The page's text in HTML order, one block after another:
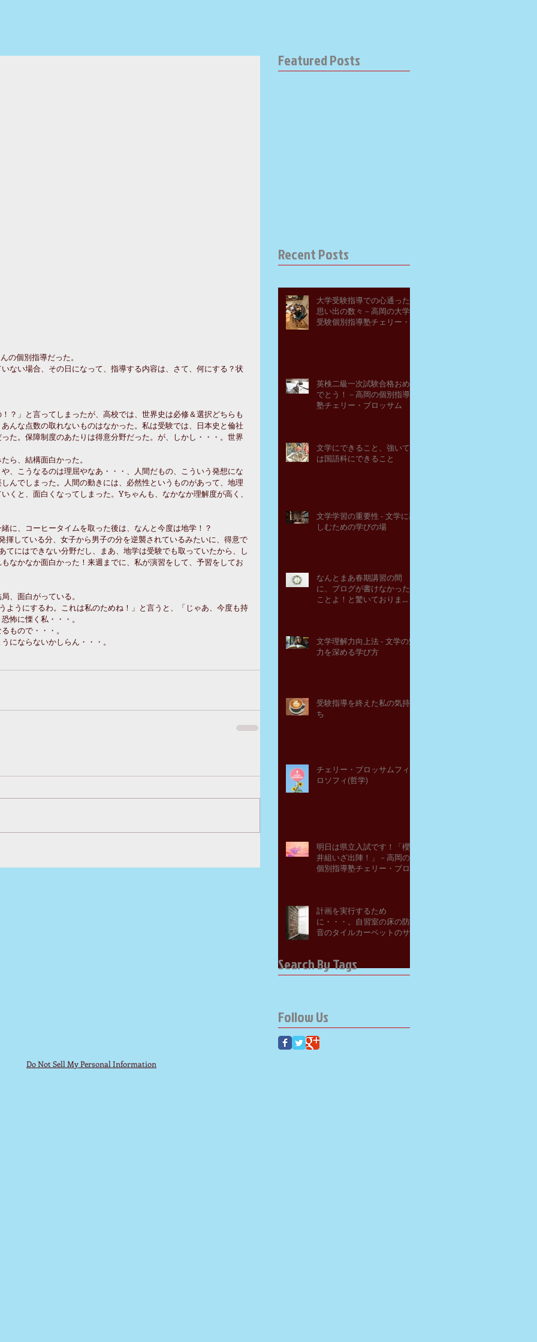
の個別指導だった。
ない場合、その日になって、指導する内容は、さて、何にする？状
？」と言ってしまったが、高校では、世界史は必修＆選択どちらも
んな点数の取れないものはなかった。私は受験では、日本史と倫社
た。保障制度のあたりは得意分野だった。が、しかし・・・。世界
ら、結構面白かった。
、こうなるのは理屈やなあ・・・、人間だもの、こういう発想にな
んでしまった。人間の動きには、必然性というものがあって、地理
くと、面白くなってしまった。Yちゃんも、なかなか理解度が高く、
に、コーヒータイムを取った後は、なんと今度は地学！？
揮している分、女子から男子の分を逆襲されているみたいに、得意で
てにはできない分野だし、まあ、地学は受験でも取っていたから、し
なかなか面白かった！来週までに、私が演習をして、予習をしてお
、面白がっている。
ようにするわ。これは私のためね！」と言うと、「じゃあ、今度も持
怖に慄く私・・・。
もので・・・。
にならないかしらん・・・。
Featured Posts
Recent Posts
大学受験指導での心通った
思い出の数々－高岡の大学
受験個別指導塾チェリー・
英検二級一次試験合格おめ
でとう！－高岡の個別指導
塾チェリー・ブロッサム
文学にできること、強いて
は国語科にできること
文学学習の重要性 - 文学に親
しむための学びの場
なんとまあ春期講習の間
に、ブログが書けなかった
ことよ！と驚いておりま
文学理解力向上法 - 文学の魅
力を深める学び方
受験指導を終えた私の気持
ち
チェリー・ブロッサムフィ
ロソフィ(哲学)
明日は県立入試です！「櫻
井組いざ出陣！」－高岡の
個別指導塾チェリー・ブロ
計画を実行するため
に・・・。自習室の床の防
音のタイルカーペットのサ
塾チェリー・ブロッサム
Search By Tags
Follow Us
Do Not Sell My Personal Information